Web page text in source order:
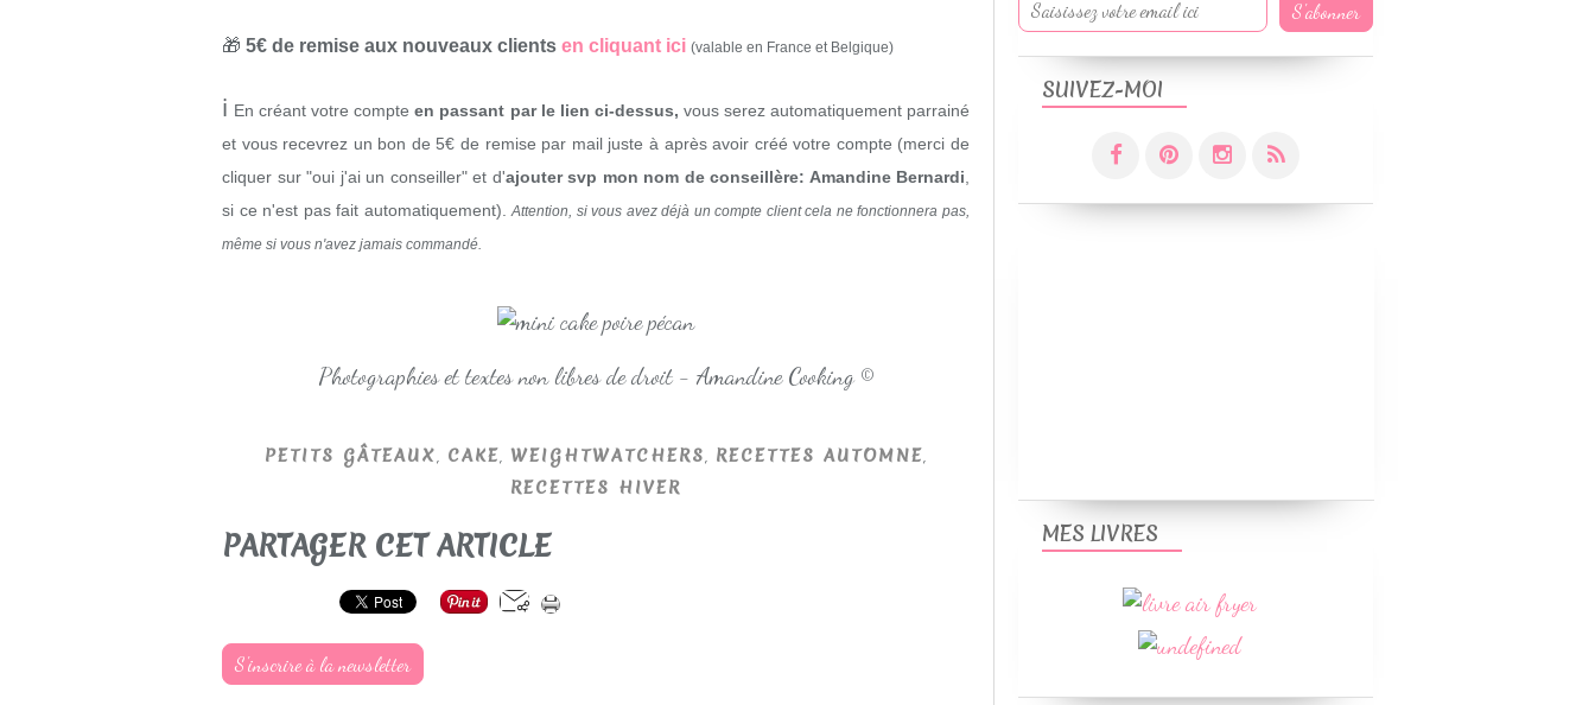
🎁 5€ de remise aux nouveaux clients en cliquant ici (valable en France et Belgique)
ℹ En créant votre compteen passant par le lien ci-dessus, vous serez automatiquement parrainé
et vous recevrez un bon de 5€ de remise par mail juste à après avoir créé votre compte (merci de
cliquer sur "oui j'ai un conseiller" et d'ajouter svp mon nom de conseillère: Amandine Bernardi
si ce n'est pas fait automatiquement).Attention, si vous avez déjà un compte client cela ne fonctionnera pas,
même si vous n'avez jamais commandé.
Photographies et textes non libres de droit - Amandine Cooking ©
PETITS GÂTEAUX, CAKE, WEIGHTWATCHERS, RECETTES AUTOMNE,
RECETTES HIVER
PARTAGER CET ARTICLE
S'inscrire à la newsletter
SUIVEZ-MOI
MES LIVRES